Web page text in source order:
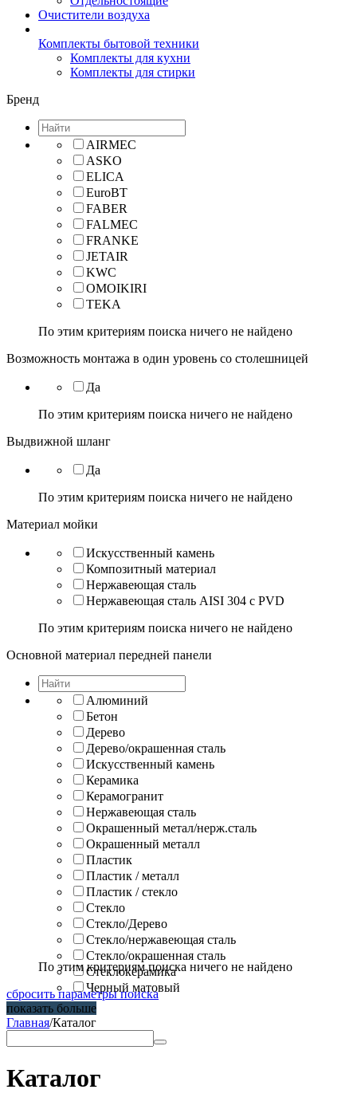
Очистители воздуха
Комплекты бытовой техники
Комплекты для кухни
Комплекты для стирки
Бренд
AIRMEC
ASKO
ELICA
EuroBT
FABER
FALMEC
FRANKE
JETAIR
KWC
OMOIKIRI
TEKA
По этим критериям поиска ничего не найдено
Возможность монтажа в один уровень со столешницей
Да
По этим критериям поиска ничего не найдено
Выдвижной шланг
Да
По этим критериям поиска ничего не найдено
Материал мойки
Искусственный камень
Композитный материал
Нержавеющая сталь
Нержавеющая сталь AISI 304 с PVD
По этим критериям поиска ничего не найдено
Основной материал передней панели
Алюминий
Бетон
Дерево
Дерево/окрашенная сталь
Искусственный камень
Керамика
Керамогранит
Нержавеющая сталь
Окрашенный метал/нерж.сталь
Окрашенный металл
Пластик
Пластик / металл
Пластик / стекло
Стекло
Стекло/Дерево
Стекло/нержавеющая сталь
Стекло/окрашенная сталь
Стеклокерамика
Черный матовый
По этим критериям поиска ничего не найдено
сбросить параметры поиска
показать больше
Главная/Каталог
Каталог